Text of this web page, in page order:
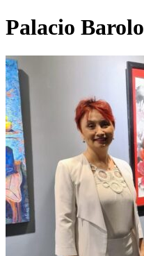
Palacio Barolo